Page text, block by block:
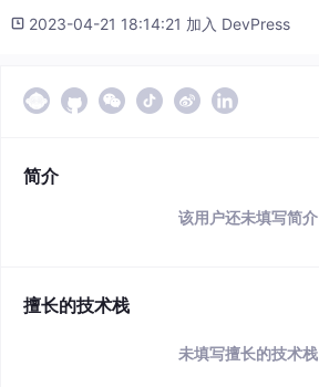
2023-04-21 18:14:21 加入 DevPress
简介
该用户还未填写简介
擅长的技术栈
未填写擅长的技术栈